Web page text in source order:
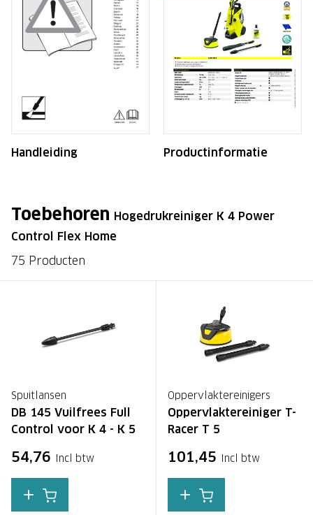
Handleiding Productinformatie
Toebehoren Hogedrukreiniger K 4 Power
Control Flex Home
75 Producten
Spuitlansen
DB 145 Vuilfrees Full
Control voor K 4 - K 5
54,76 Incl btw
Oppervlaktereinigers
Oppervlaktereiniger T-
Racer T 5
101,45 Incl btw